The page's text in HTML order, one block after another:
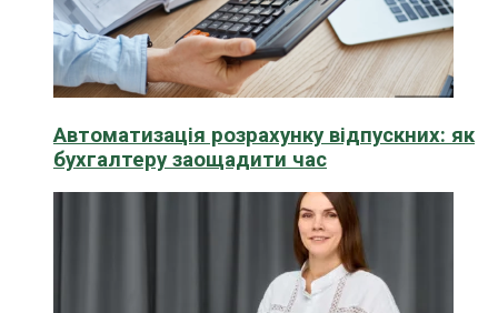
Автоматизація розрахунку відпускних: як
бухгалтеру заощадити час